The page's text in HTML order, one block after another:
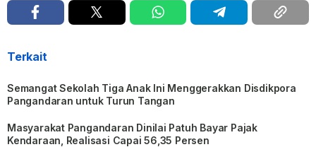
Terkait
Semangat Sekolah Tiga Anak Ini Menggerakkan Disdikpora
Pangandaran untuk Turun Tangan
Masyarakat Pangandaran Dinilai Patuh Bayar Pajak
Kendaraan, Realisasi Capai 56,35 Persen